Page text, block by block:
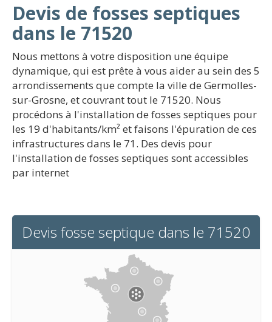
Devis de fosses septiques
dans le 71520
Nous mettons à votre disposition une équipe
dynamique, qui est prête à vous aider au sein des 5
arrondissements que compte la ville de Germolles-
sur-Grosne, et couvrant tout le 71520. Nous
procédons à l'installation de fosses septiques pour
les 19 d'habitants/km² et faisons l'épuration de ces
infrastructures dans le 71. Des devis pour
l'installation de fosses septiques sont accessibles
par internet
Devis fosse septique dans le 71520